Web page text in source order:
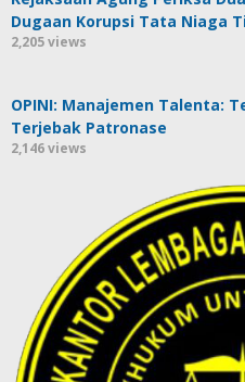
Dugaan Korupsi Tata Niaga
2,205 views
OPINI: Manajemen Talenta:
Terjebak Patronase
2,146 views